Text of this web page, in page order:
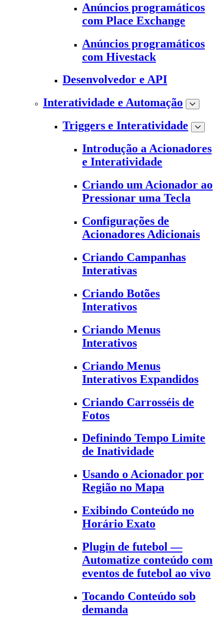
Anúncios programáticos
com Place Exchange
Anúncios programáticos
com Hivestack
Desenvolvedor e API
Interatividade e Automação
Triggers e Interatividade
Introdução a Acionadores
e Interatividade
Criando um Acionador ao
Pressionar uma Tecla
Configurações de
Acionadores Adicionais
Criando Campanhas
Interativas
Criando Botões
Interativos
Criando Menus
Interativos
Criando Menus
Interativos Expandidos
Criando Carrosséis de
Fotos
Definindo Tempo Limite
de Inatividade
Usando o Acionador por
Região no Mapa
Exibindo Conteúdo no
Horário Exato
Plugin de futebol —
Automatize conteúdo com
eventos de futebol ao vivo
Tocando Conteúdo sob
demanda